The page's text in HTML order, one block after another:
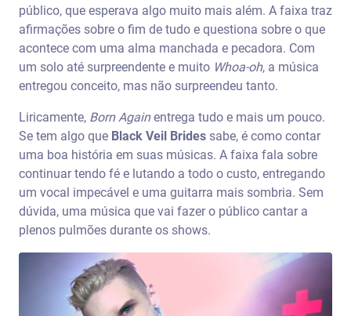
público, que esperava algo muito mais além. A faixa traz
afirmações sobre o fim de tudo e questiona sobre o que
acontece com uma alma manchada e pecadora. Com
um solo até surpreendente e muito Whoa-oh, a música
entregou conceito, mas não surpreendeu tanto.
Liricamente, Born Againentrega tudo e mais um pouco.
Se tem algo que Black Veil Brides sabe, é como contar
uma boa história em suas músicas. A faixa fala sobre
continuar tendo fé e lutando a todo o custo, entregando
um vocal impecável e uma guitarra mais sombria. Sem
dúvida, uma música que vai fazer o público cantar a
plenos pulmões durante os shows.